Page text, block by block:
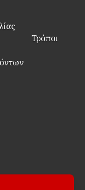
Τρόποι